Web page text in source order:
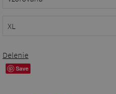
Delenie
Save